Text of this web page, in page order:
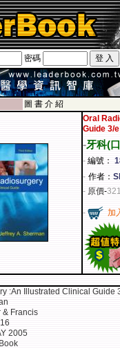
密碼
圖 書 介 紹
Oral
Guide 3/e
-牙科(
- 編號：
- 作者：
- 原價-
- 加
:An Illustrated Clinical Guide
& Francis
2005